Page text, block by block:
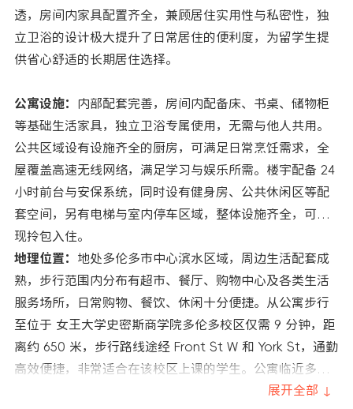
透，房间内家具配置齐全，兼顾居住实用性与私密性，独
立卫浴的设计极大提升了日常居住的便利度，为留学生提
供省心舒适的长期居住选择。
公寓设施： 内部配套完善，房间内配备床、书桌、储物柜
等基础生活家具，独立卫浴专属使用，无需与他人共用。
公共区域设有设施齐全的厨房，可满足日常烹饪需求，全
屋覆盖高速无线网络，满足学习与娱乐所需。楼宇配备 24
小时前台与安保系统，同时设有健身房、公共休闲区等配
套空间，另有电梯与室内停车区域，整体设施齐全，可实
现拎包入住。
地理位置： 地处多伦多市中心滨水区域，周边生活配套成
熟，步行范围内分布有超市、餐厅、购物中心及各类生活
服务场所，日常购物、餐饮、休闲十分便捷。从公寓步行
至位于 女王大学史密斯商学院多伦多校区仅需 9 分钟，距
离约 650 米，步行路线途经 Front St W 和 York St，通勤
高效便捷，非常适合在该校区上课的学生。公寓临近多条
公共交通线路与 Union Station 等轨道交通枢纽，可快速
展开全部 ↓